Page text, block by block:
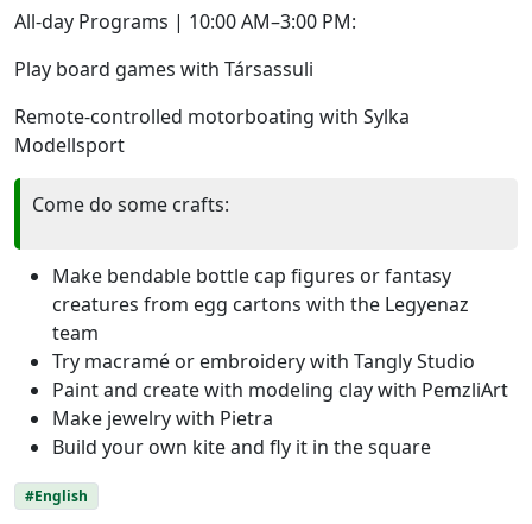
All-day Programs | 10:00 AM–3:00 PM:
Play board games with Társassuli
Remote-controlled motorboating with Sylka
Modellsport
Come do some crafts:
Make bendable bottle cap figures or fantasy
creatures from egg cartons with the Legyenaz
team
Try macramé or embroidery with Tangly Studio
Paint and create with modeling clay with PemzliArt
Make jewelry with Pietra
Build your own kite and fly it in the square
#English